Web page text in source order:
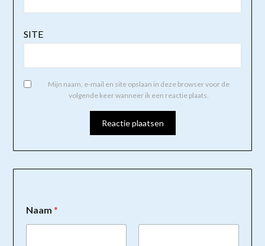
SITE
Mijn naam, e-mail en site opslaan in deze browser voor de
volgende keer wanneer ik een reactie plaats.
Naam*